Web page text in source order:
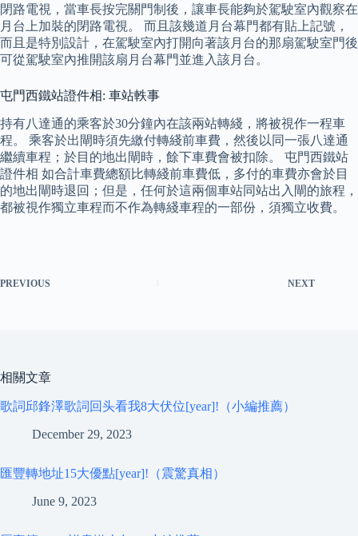
閉路電視，當車長按完關門制後，讓車長能夠於駕駛室內觀察在
月台上加裝的閉路電視。 而且該幾道月台幕門都有貼上記號，
而且是特別設計，在駕駛室內打開向著該月台的那扇駕駛室門後
可從駕駛室內推開該扇月台幕門並進入該月台。
屯門西鐵站證件相: 車站軼事
持有八達通的乘客於30分鐘內在該兩站轉綫，將被視作一程車
程。 乘客於出閘時須先繳付轉綫前車費，然後以同一張八達通
繼續車程；於目的地出閘時，餘下車費會被扣除。 屯門西鐵站
證件相 如合計車費總額比轉綫前車費低，多付的車費亦會於目
的地出閘時退回；但是，任何於這兩個車站同站出入閘的旅程，
都被視作獨立車程而不作為轉綫車程的一部份，須獨立收費。
PREVIOUS NEXT
相關文章
歌詞邱鋒澤歌詞回头看我8大伏位[year]!（小編推薦）
December 29, 2023
匯豐轉地址15大優點[year]!（震驚真相）
June 9, 2023